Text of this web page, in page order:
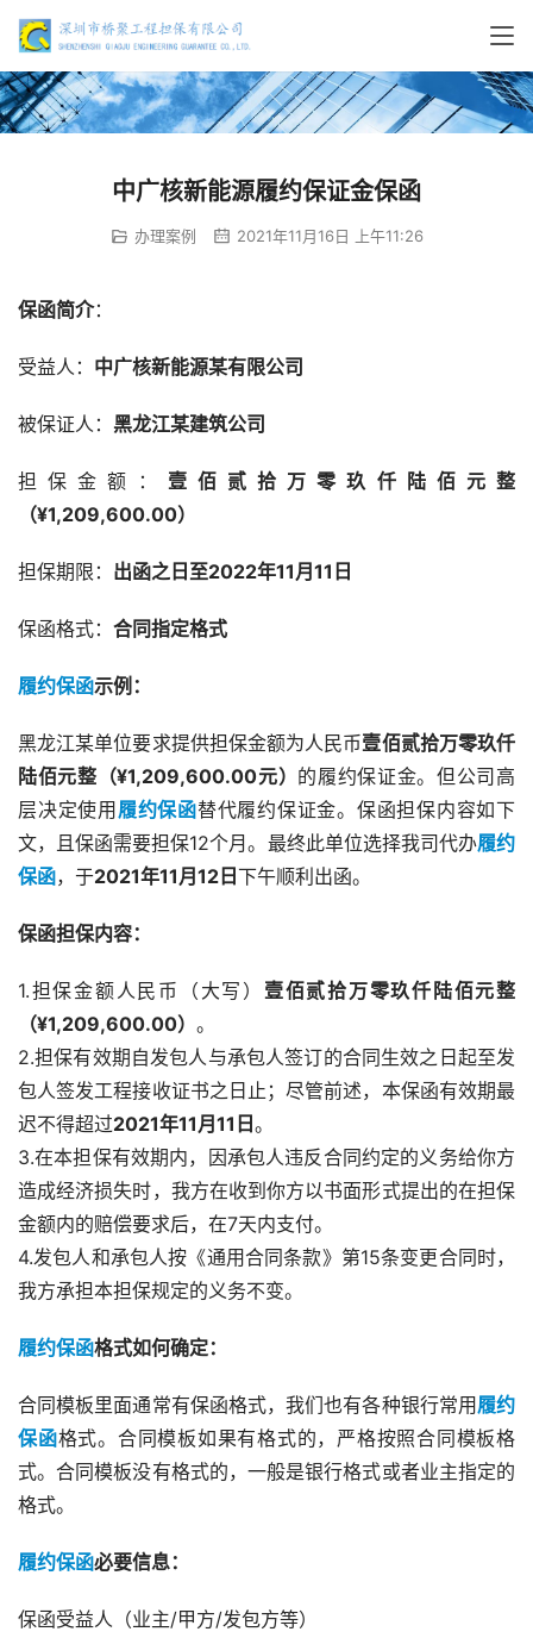
中广核新能源履约保证金保函
办理案例 2021年11月16日 上午11:26
保函简介：
受益人： 中广核新能源某有限公司
被保证人： 黑龙江某建筑公司
担保金额： 壹佰贰拾万零玖仟陆佰元整
（¥1,209,600.00）
担保期限： 出函之日至2022年11月11日
保函格式： 合同指定格式
履约保函示例：
黑龙江某单位要求提供担保金额为人民币壹佰贰拾万零玖仟
陆佰元整（¥1,209,600.00元） 的履约保证金。但公司高
层决定使用履约保函替代履约保证金。保函担保内容如下
文，且保函需要担保12个月。最终此单位选择我司代办履约
保函，于2021年11月12日下午顺利出函。
保函担保内容：
1.担保金额人民币（大写） 壹佰贰拾万零玖仟陆佰元整
（¥1,209,600.00） 。
2.担保有效期自发包人与承包人签订的合同生效之日起至发
包人签发工程接收证书之日止；尽管前述，本保函有效期最
迟不得超过2021年11月11日。
3.在本担保有效期内，因承包人违反合同约定的义务给你方
造成经济损失时，我方在收到你方以书面形式提出的在担保
金额内的赔偿要求后，在7天内支付。
4.发包人和承包人按《通用合同条款》第15条变更合同时，
我方承担本担保规定的义务不变。
履约保函格式如何确定：
合同模板里面通常有保函格式，我们也有各种银行常用履约
保函格式。合同模板如果有格式的，严格按照合同模板格
式。合同模板没有格式的，一般是银行格式或者业主指定的
格式。
履约保函必要信息：
保函受益人（业主/甲方/发包方等）